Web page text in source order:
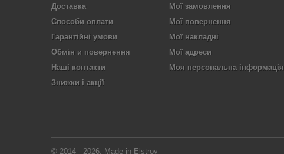
Доставка
Способи оплати
Гарантійні умови
Обмін и повернення
Наші контакти
Знижки і акції
© 2014 - 2026. Made in Elstroy
Мої замовлення
Мої повернення
Мої накладні
Мої адреси
Моя персональна інформація